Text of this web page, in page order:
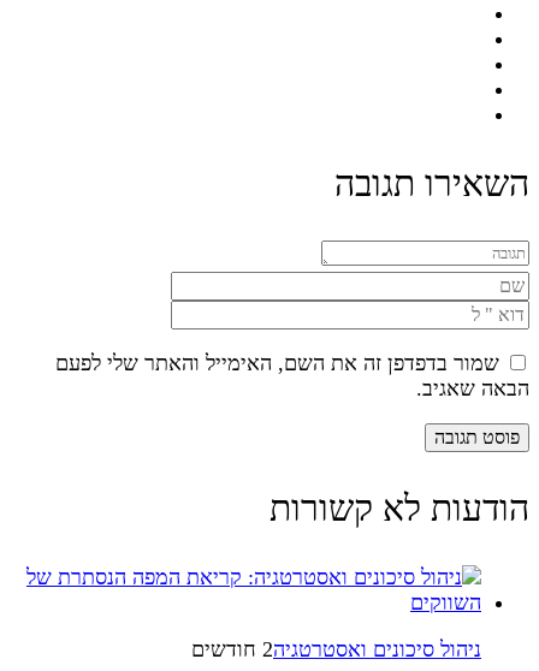
השאירו תגובה
שמור בדפדפן זה את השם, האימייל והאתר שלי לפעם
הבאה שאגיב.
הודעות לא קשורות
ניהול סיכונים ואסטרטגיה2 חודשים